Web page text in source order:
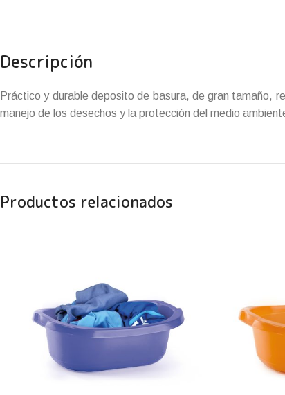
Descripción
Práctico y durable deposito de basura, de gran tamaño,
manejo de los desechos y la protección del medio
Productos relacionados